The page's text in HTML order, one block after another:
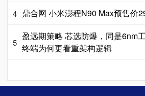
4 鼎合网 小米澎程N90 Max预售价
5
盈远期策略 芯选防爆，同是6nm
终端为何更看重架构逻辑